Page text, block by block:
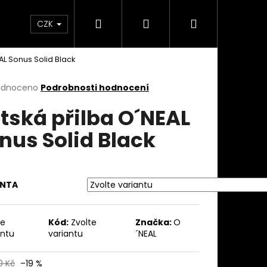
Custom stavba kola na zakázku
CZK Hledat PřihlášeníNákupní
Sonus Solid Black
Podrobnosti hodnocení
přilba O´NEAL
Solid Black
Kód: Zvolte
variantu
Značka:O
´NEAL
Kč –19 %